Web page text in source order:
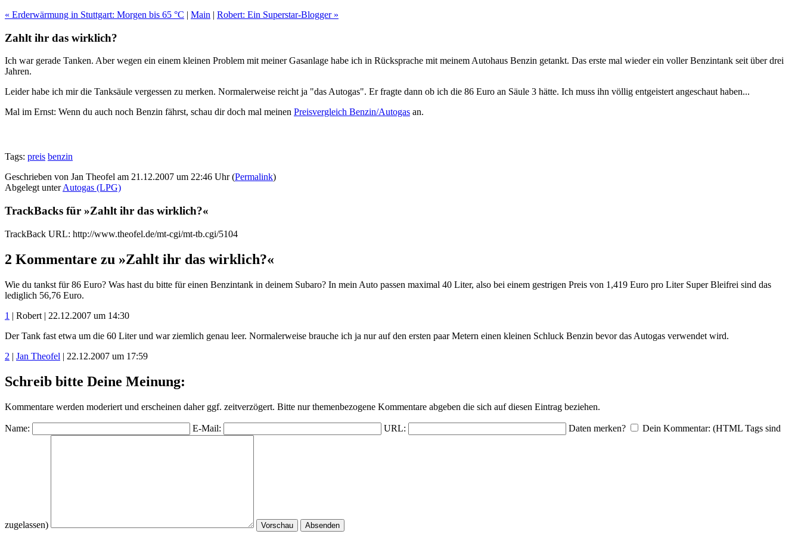
« Erderwärmung in Stuttgart: Morgen bis 65 °C | Main | Robert: Ein Superstar-Blogger »
Zahlt ihr das wirklich?
Ich war gerade Tanken. Aber wegen ein einem kleinen Problem mit meiner Gasanlage habe ich in Rücksprache mit meinem Autohaus Benzin getankt. Das erste mal wieder ein voller Benzintank seit über drei
Jahren.
Leider habe ich mir die Tanksäule vergessen zu merken. Normalerweise reicht ja "das Autogas". Er fragte dann ob ich die 86 Euro an Säule 3 hätte. Ich muss ihn völlig entgeistert angeschaut haben...
Mal im Ernst: Wenn du auch noch Benzin fährst, schau dir doch mal meinen Preisvergleich Benzin/Autogas an.
Tags: preis benzin
Geschrieben von Jan Theofel am 21.12.2007 um 22:46 Uhr (Permalink)
Abgelegt unterAutogas (LPG)
TrackBacks für »Zahlt ihr das wirklich?«
TrackBack URL: http://www.theofel.de/mt-cgi/mt-tb.cgi/5104
2 Kommentare zu »Zahlt ihr das wirklich?«
Wie du tankst für 86 Euro? Was hast du bitte für einen Benzintank in deinem Subaro? In mein Auto passen maximal 40 Liter, also bei einem gestrigen Preis von 1,419 Euro pro Liter Super Bleifrei sind das
lediglich 56,76 Euro.
1 | Robert | 22.12.2007 um 14:30
Der Tank fast etwa um die 60 Liter und war ziemlich genau leer. Normalerweise brauche ich ja nur auf den ersten paar Metern einen kleinen Schluck Benzin bevor das Autogas verwendet wird.
2 | Jan Theofel | 22.12.2007 um 17:59
Schreib bitte Deine Meinung:
Kommentare werden moderiert und erscheinen daher ggf. zeitverzögert. Bitte nur themenbezogene Kommentare abgeben die sich auf diesen Eintrag beziehen.
Name: E-Mail: URL: Daten merken? Dein Kommentar: (HTML Tags sind
zugelassen)